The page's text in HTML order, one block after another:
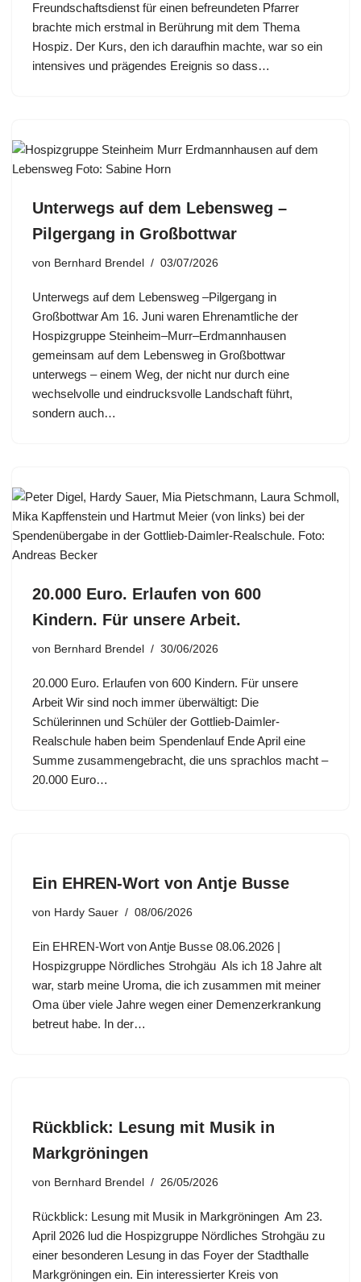
Freundschaftsdienst für einen befreundeten Pfarrer
brachte mich erstmal in Berührung mit dem Thema
Hospiz. Der Kurs, den ich daraufhin machte, war so ein
intensives und prägendes Ereignis so dass…
Unterwegs auf dem Lebensweg –
Pilgergang in Großbottwar
von Bernhard Brendel 03/07/2026
Unterwegs auf dem Lebensweg –Pilgergang in
Großbottwar Am 16. Juni waren Ehrenamtliche der
Hospizgruppe Steinheim–Murr–Erdmannhausen
gemeinsam auf dem Lebensweg in Großbottwar
unterwegs – einem Weg, der nicht nur durch eine
wechselvolle und eindrucksvolle Landschaft führt,
sondern auch…
20.000 Euro. Erlaufen von 600
Kindern. Für unsere Arbeit.
von Bernhard Brendel 30/06/2026
20.000 Euro. Erlaufen von 600 Kindern. Für unsere
Arbeit Wir sind noch immer überwältigt: Die
Schülerinnen und Schüler der Gottlieb-Daimler-
Realschule haben beim Spendenlauf Ende April eine
Summe zusammengebracht, die uns sprachlos macht –
20.000 Euro…
Ein EHREN-Wort von Antje Busse
von Hardy Sauer 08/06/2026
Ein EHREN-Wort von Antje Busse 08.06.2026 |
Hospizgruppe Nördliches Strohgäu Als ich 18 Jahre alt
war, starb meine Uroma, die ich zusammen mit meiner
Oma über viele Jahre wegen einer Demenzerkrankung
betreut habe. In der…
Rückblick: Lesung mit Musik in
Markgröningen
von Bernhard Brendel 26/05/2026
Rückblick: Lesung mit Musik in Markgröningen Am 23.
April 2026 lud die Hospizgruppe Nördliches Strohgäu zu
einer besonderen Lesung in das Foyer der Stadthalle
Markgröningen ein. Ein interessierter Kreis von